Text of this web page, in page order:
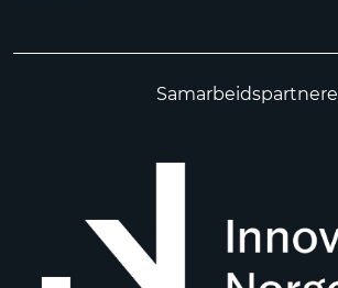
Samarbeidspartnere